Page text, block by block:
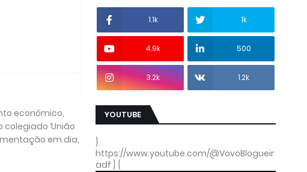
econômico,
‘União
em dia,
1.1k 1k
4.9k 500
3.2k 1.2k
YOUTUBE
}
https://www.youtube.com/@VovoBlogueir
adf } {